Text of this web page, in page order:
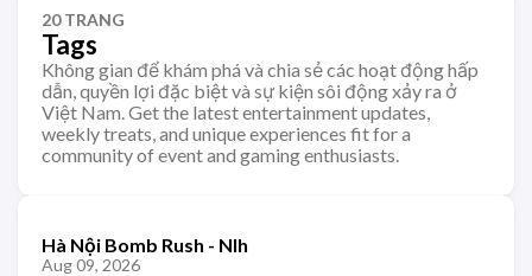
20 TRANG
Tags
Không gian để khám phá và chia sẻ các hoạt động hấp
dẫn, quyền lợi đặc biệt và sự kiện sôi động xảy ra ở
Việt Nam. Get the latest entertainment updates,
weekly treats, and unique experiences fit for a
community of event and gaming enthusiasts.
Hà Nội Bomb Rush - Nlh
Aug 09, 2026